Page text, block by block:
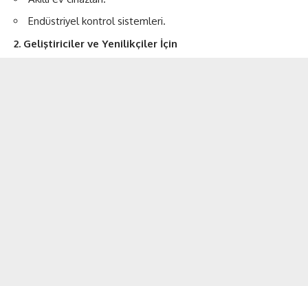
Endüstriyel kontrol sistemleri.
2. Geliştiriciler ve Yenilikçiler İçin